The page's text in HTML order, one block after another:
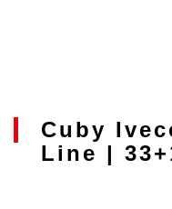
Cuby
Line |